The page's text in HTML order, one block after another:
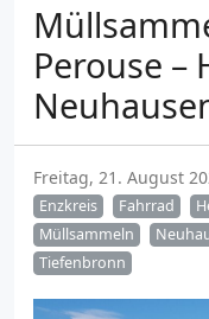
Perouse –
Freitag, 21. August
Enzkreis
Fahrrad
Müllsammeln
Tiefenbronn